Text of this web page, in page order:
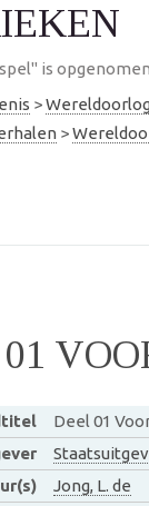
is
>
>
Deel 01
Jong, L. de